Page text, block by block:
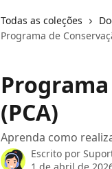
Todas as coleções
Programa de
(PCA)
Aprenda como
Escrito por